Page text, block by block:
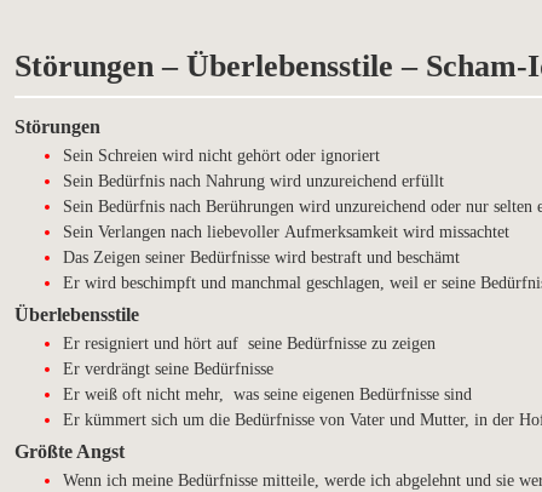
Störungen – Überlebensstile –
Störungen
Sein Schreien wird nicht gehört oder ignoriert
Sein Bedürfnis nach Nahrung wird unzureichend erfüllt
Sein Bedürfnis nach Berührungen wird unzureichend oder nur selten
Sein Verlangen nach liebevoller Aufmerksamkeit wird missachtet
Das Zeigen seiner Bedürfnisse wird bestraft und beschämt
Er wird beschimpft und manchmal geschlagen, weil er seine
Überlebensstile
Er resigniert und hört auf seine Bedürfnisse zu zeigen
Er verdrängt seine Bedürfnisse
Er weiß oft nicht mehr, was seine eigenen Bedürfnisse sind
Er kümmert sich um die Bedürfnisse von Vater und Mutter, in der
Größte Angst
Wenn ich meine Bedürfnisse mitteile, werde ich abgelehnt und sie